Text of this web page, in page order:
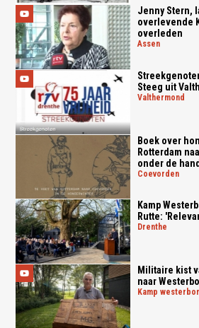
Jenny Stern,
overlevende
overleden
assen
Steeg uit
valthermond
Boek over
Rotterdam
onder de
coevorden
Kamp
Rutte:
drenthe
Militaire kist
naar
kamp